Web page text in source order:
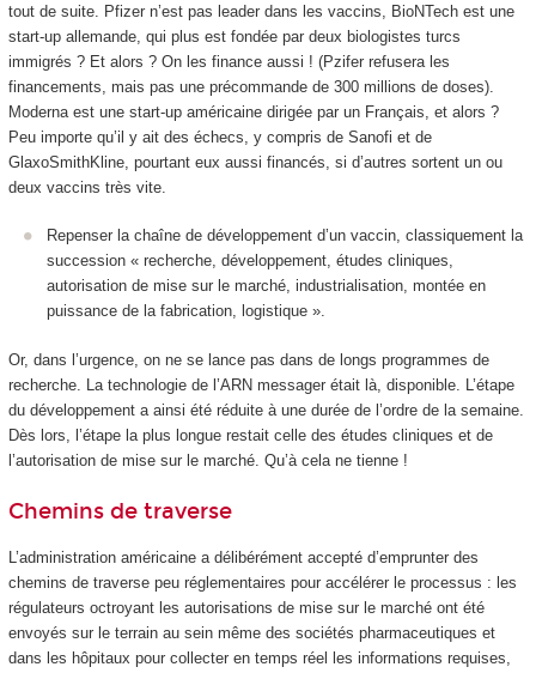
tout de suite. Pfizer n’est pas leader dans les vaccins, BioNTech est une
start-up allemande, qui plus est fondée par deux biologistes turcs
immigrés ? Et alors ? On les finance aussi ! (Pzifer refusera les
financements, mais pas une précommande de 300 millions de doses).
Moderna est une start-up américaine dirigée par un Français, et alors ?
Peu importe qu’il y ait des échecs, y compris de Sanofi et de
GlaxoSmithKline, pourtant eux aussi financés, si d’autres sortent un ou
deux vaccins très vite.
Repenser la chaîne de développement d’un vaccin, classiquement la
succession « recherche, développement, études cliniques,
autorisation de mise sur le marché, industrialisation, montée en
puissance de la fabrication, logistique ».
Or, dans l’urgence, on ne se lance pas dans de longs programmes de
recherche. La technologie de l’ARN messager était là, disponible. L’étape
du développement a ainsi été réduite à une durée de l’ordre de la semaine.
Dès lors, l’étape la plus longue restait celle des études cliniques et de
l’autorisation de mise sur le marché. Qu’à cela ne tienne !
Chemins de traverse
L’administration américaine a délibérément accepté d’emprunter des
chemins de traverse peu réglementaires pour accélérer le processus : les
régulateurs octroyant les autorisations de mise sur le marché ont été
envoyés sur le terrain au sein même des sociétés pharmaceutiques et
dans les hôpitaux pour collecter en temps réel les informations requises,